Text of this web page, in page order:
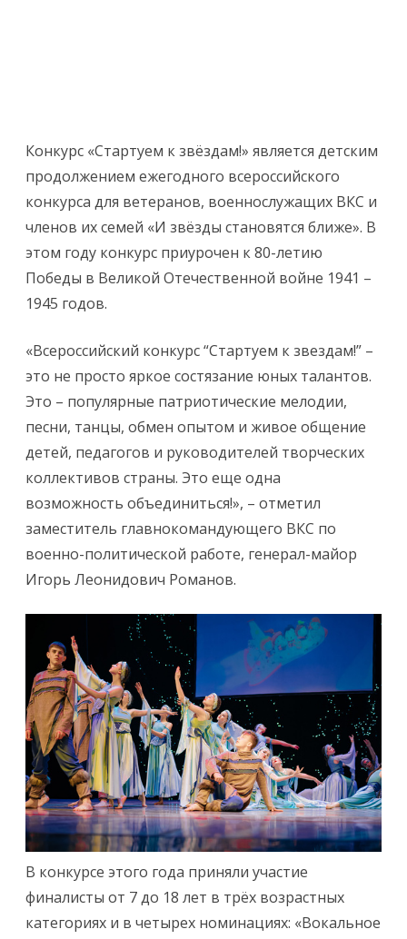
Конкурс «Стартуем к звёздам!» является детским
продолжением ежегодного всероссийского
конкурса для ветеранов, военнослужащих ВКС и
членов их семей «И звёзды становятся ближе». В
этом году конкурс приурочен к 80-летию
Победы в Великой Отечественной войне 1941 –
1945 годов.
«Всероссийский конкурс “Стартуем к звездам!” –
это не просто яркое состязание юных талантов.
Это – популярные патриотические мелодии,
песни, танцы, обмен опытом и живое общение
детей, педагогов и руководителей творческих
коллективов страны. Это еще одна
возможность объединиться!», – отметил
заместитель главнокомандующего ВКС по
военно-политической работе, генерал-майор
Игорь Леонидович Романов.
В конкурсе этого года приняли участие
финалисты от 7 до 18 лет в трёх возрастных
категориях и в четырех номинациях: «Вокальное